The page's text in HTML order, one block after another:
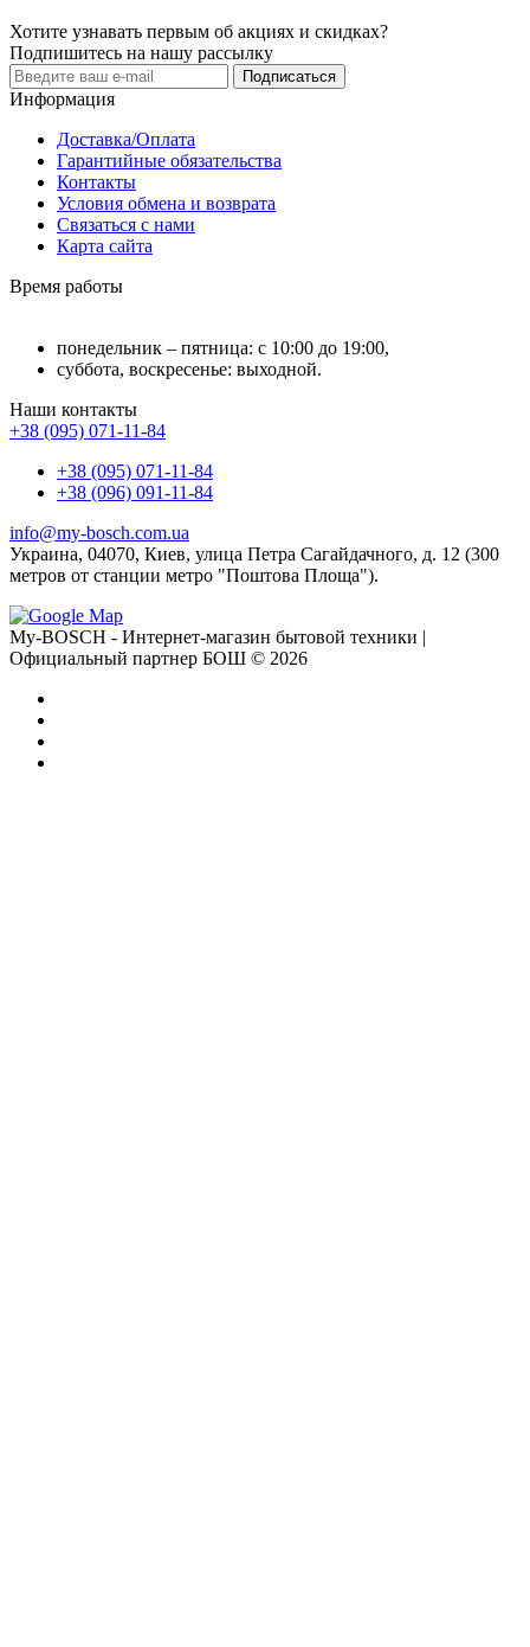
Хотите узнавать первым об акциях и скидках?
Подпишитесь на нашу рассылку
Подписаться
Информация
Доставка/Оплата
Гарантийные обязательства
Контакты
Условия обмена и возврата
Связаться с нами
Карта сайта
Время работы
понедельник – пятница: с 10:00 до 19:00,
суббота, воскресенье: выходной.
Наши контакты
+38 (095) 071-11-84
+38 (095) 071-11-84
+38 (096) 091-11-84
info@my-bosch.com.ua
Украина, 04070, Киев, улица Петра Сагайдачного, д. 12 (300
метров от станции метро "Поштова Площа").
My-BOSCH - Интернет-магазин бытовой техники |
Официальный партнер БОШ © 2026